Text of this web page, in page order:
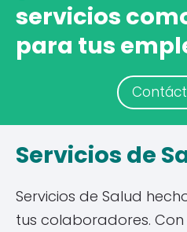
servicios
para tus
Servicios de
Servicios de Salud
tus colaboradores. Con